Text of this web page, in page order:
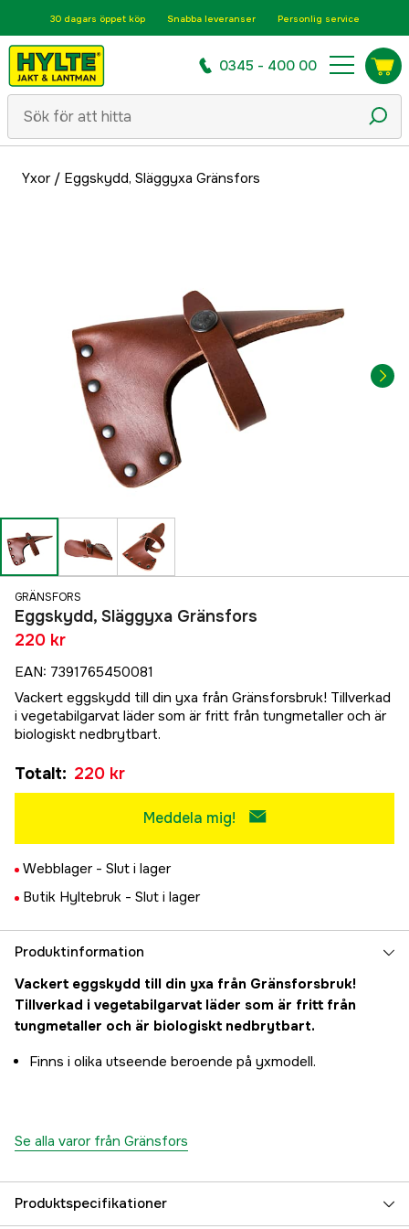
30 dagars öppet köp Snabba leveranser Personlig service
0345 - 400 00
Yxor/ Eggskydd, Släggyxa Gränsfors
GRÄNSFORS
Eggskydd, Släggyxa Gränsfors
220 kr
EAN: 7391765450081
Vackert eggskydd till din yxa från Gränsforsbruk! Tillverkad
i vegetabilgarvat läder som är fritt från tungmetaller och är
biologiskt nedbrytbart.
Totalt: 220 kr
Meddela mig!
Webblager - Slut i lager
Butik Hyltebruk - Slut i lager
Produktinformation
Vackert eggskydd till din yxa från Gränsforsbruk!
Tillverkad i vegetabilgarvat läder som är fritt från
tungmetaller och är biologiskt nedbrytbart.
Finns i olika utseende beroende på yxmodell.
Se alla varor från Gränsfors
Produktspecifikationer